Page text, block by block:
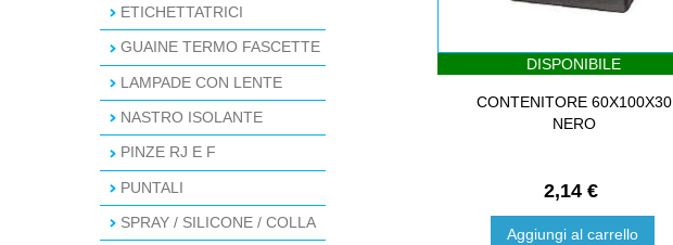
ETICHETTATRICI
GUAINE TERMO FASCETTE
LAMPADE CON LENTE
NASTRO ISOLANTE
PINZE RJ E F
PUNTALI
SPRAY / SILICONE / COLLA
DISPONIBILE
CONTENITORE 60X100X30
NERO
2,14 €
Aggiungi al carrello